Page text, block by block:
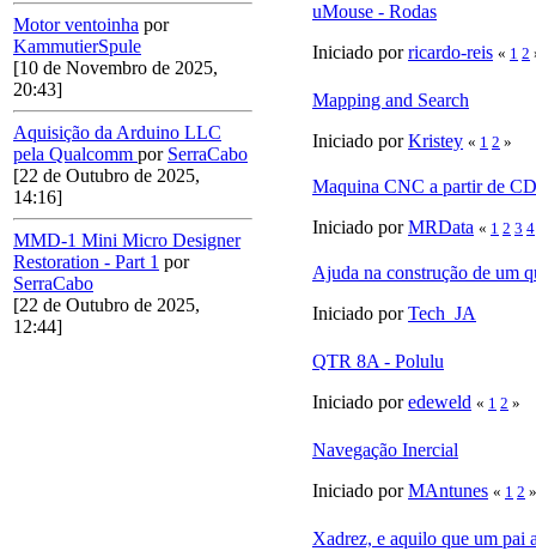
Motor ventoinha por
KammutierSpule
[10 de Novembro de 2025,
20:43]
Aquisição da Arduino LLC
pela Qualcomm por SerraCabo
[22 de Outubro de 2025,
14:16]
MMD-1 Mini Micro Designer
Restoration - Part 1 por
SerraCabo
[22 de Outubro de 2025,
12:44]
uMouse - Rodas
Iniciado porricardo-reis « 1 2
Mapping and Search
Iniciado porKristey « 1 2 »
Maquina CNC a partir de
Iniciado porMRData « 1 2 3 4
Ajuda na construção de um
Iniciado porTech_JA
QTR 8A - Polulu
Iniciado poredeweld « 1 2 »
Navegação Inercial
Iniciado porMAntunes « 1 2 »
Xadrez, e aquilo que um pai